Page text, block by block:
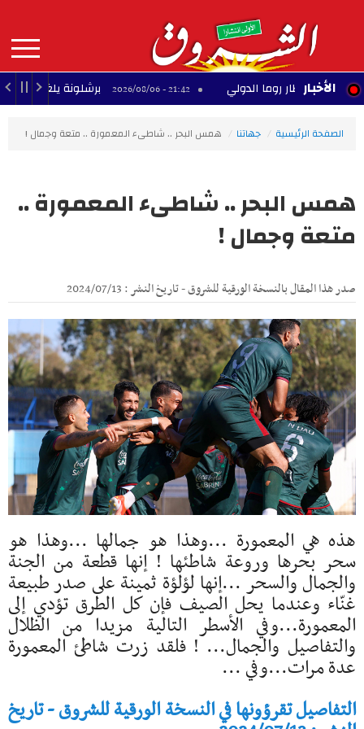
contenu
principal
MAIN
NAVIGATION الأخبار
لمطار روما الدولي 21:42 - 2026/08/06 برشلونة يلغي مباراته
الصفحة الرئيسية جهاتنا همس البحر .. شاطىء المعمورة .. متعة وجمال !
همس البحر .. شاطىء المعمورة ..
متعة وجمال !
صدر هذا المقال بالنسخة الورقية للشروق - تاريخ النشر : 2024/07/13
هذه هي المعمورة ...وهذا هو جمالها ...وهذا هو
سحر بحرها وروعة شاطئها ! إنها قطعة من الجنة
والجمال والسحر ...إنها لؤلؤة ثمينة على صدر طبيعة
غنّاء وعندما يحل الصيف فإن كل الطرق تؤدي إلى
المعمورة...وفي الأسطر التالية مزيدا من الظلال
والتفاصيل والجمال... ! فلقد زرت شاطئ المعمورة
عدة مرات...وفي ...
التفاصيل تقرؤونها في النسخة الورقية للشروق - تاريخ